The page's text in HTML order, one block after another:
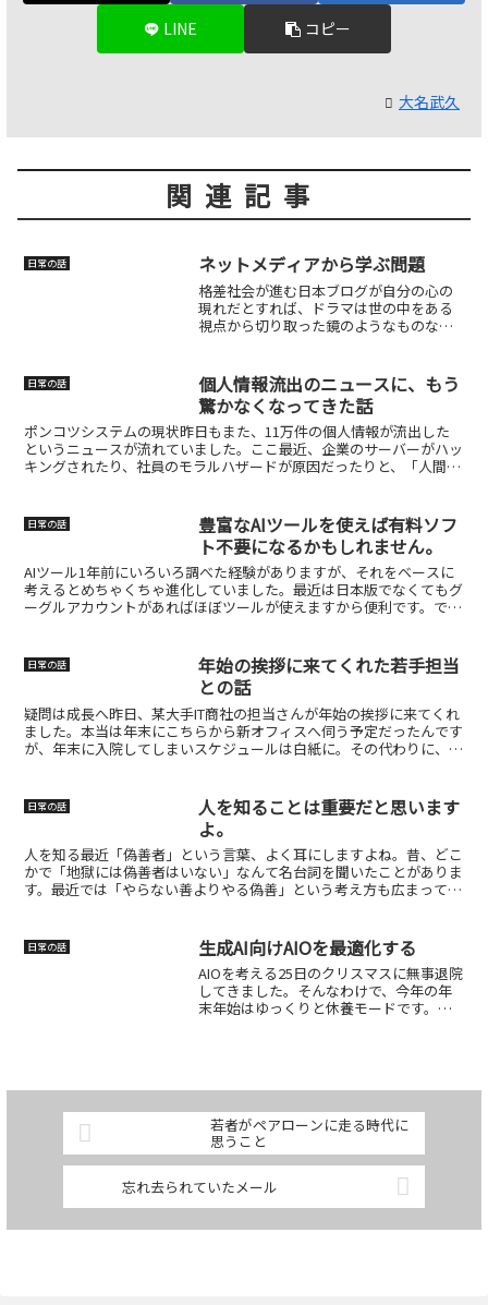
LINE コピー
大名武久
関連記事
日常の話 ネットメディアから学ぶ問題
格差社会が進む日本ブログが自分の心の
現れだとすれば、ドラマは世の中をある
視点から切り取った鏡のようなものなの
のまま文章に滲み出ます。怒ったり、自
論を展開したり、決めつけ...
日常の話
個人情報流出のニュースに、もう
驚かなくなってきた話
ポンコツシステムの現状昨日もまた、11万件の個人情報が流出した
というニュースが流れていました。ここ最近、企業のサーバーがハッ
キングされたり、社員のモラルハザードが原因だったりと、「人間の
日常の話
豊富なAIツールを使えば有料ソフ
ト不要になるかもしれません。
AIツール1年前にいろいろ調べた経験がありますが、それをベースに
考えるとめちゃくちゃ進化していました。最近は日本版でなくてもグ
ーグルアカウントがあればほぼツールが使えますから便利です。です
日常の話
年始の挨拶に来てくれた若手担当
との話
疑問は成長へ昨日、某大手IT商社の担当さんが年始の挨拶に来てくれ
ました。本当は年末にこちらから新オフィスへ伺う予定だったんです
が、年末に入院してしまいスケジュールは白紙に。その代わりに、彼
日常の話
人を知ることは重要だと思います
よ。
人を知る最近「偽善者」という言葉、よく耳にしますよね。昔、どこ
かで「地獄には偽善者はいない」なんて名台詞を聞いたことがありま
す。最近では「やらない善よりやる偽善」という考え方も広まってい
日常の話 生成AI向けAIOを最適化する
AIOを考える25日のクリスマスに無事退院
してきました。そんなわけで、今年の年
末年始はゆっくりと休養モードです。と
若者がペアローンに走る時代に
思うこと
忘れ去られていたメール